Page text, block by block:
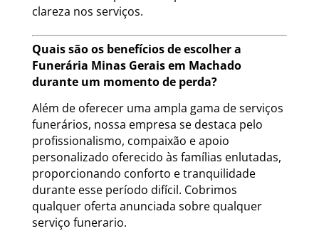
clareza nos serviços.
Quais são os benefícios de escolher a
Funerária Minas Gerais em Machado
durante um momento de perda?
Além de oferecer uma ampla gama de serviços
funerários, nossa empresa se destaca pelo
profissionalismo, compaixão e apoio
personalizado oferecido às famílias enlutadas,
proporcionando conforto e tranquilidade
durante esse período difícil. Cobrimos
qualquer oferta anunciada sobre qualquer
serviço funerario.